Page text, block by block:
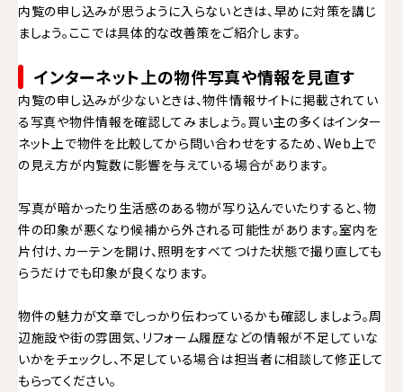
内覧の申し込みが思うように入らないときは、早めに対策を講じ
ましょう。ここでは具体的な改善策をご紹介します。
インターネット上の物件写真や情報を見直す
内覧の申し込みが少ないときは、物件情報サイトに掲載されてい
る写真や物件情報を確認してみましょう。買い主の多くはインター
ネット上で物件を比較してから問い合わせをするため、Web上で
の見え方が内覧数に影響を与えている場合があります。
写真が暗かったり生活感のある物が写り込んでいたりすると、物
件の印象が悪くなり候補から外される可能性があります。室内を
片付け、カーテンを開け、照明をすべてつけた状態で撮り直しても
らうだけでも印象が良くなります。
物件の魅力が文章でしっかり伝わっているかも確認しましょう。周
辺施設や街の雰囲気、リフォーム履歴などの情報が不足していな
いかをチェックし、不足している場合は担当者に相談して修正して
もらってください。